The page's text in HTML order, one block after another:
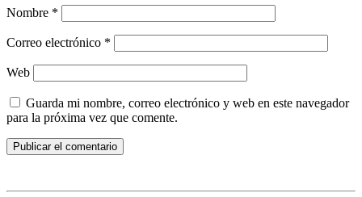
Nombre *
Correo electrónico *
Web
Guarda mi nombre, correo electrónico y web en este navegador
para la próxima vez que comente.